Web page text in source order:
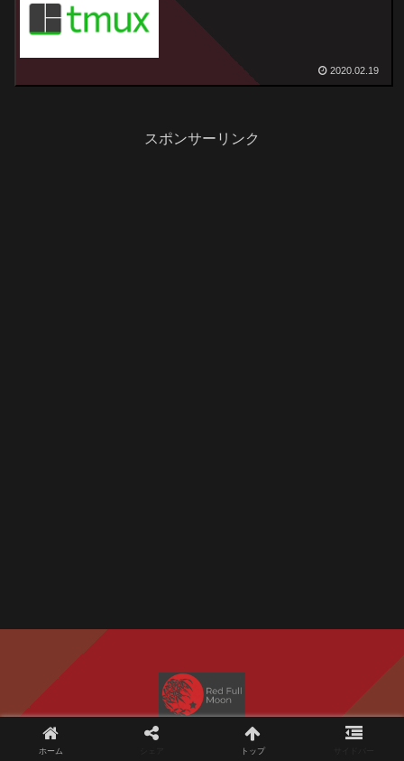
2020.02.19
スポンサーリンク
Copyright © 2020 Red Full Moon All Rights Reserved.
ホーム トップ